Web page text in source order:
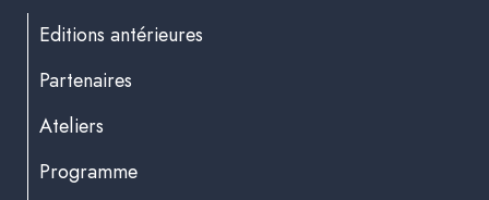
Editions antérieures
Partenaires
Ateliers
Programme